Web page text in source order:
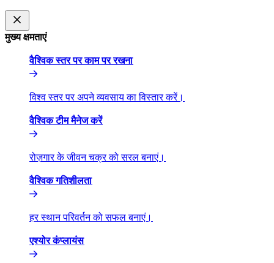
मुख्य क्षमताएं​​
वैश्विक स्तर पर काम पर रखना​​
विश्व स्तर पर अपने व्यवसाय का विस्तार करें।​​
वैश्विक टीम मैनेज करें​​
रोज़गार के जीवन चक्र को सरल बनाएं।​​
वैश्विक गतिशीलता​​
हर स्थान परिवर्तन को सफल बनाएं।​​
एश्योर कंप्लायंस​​